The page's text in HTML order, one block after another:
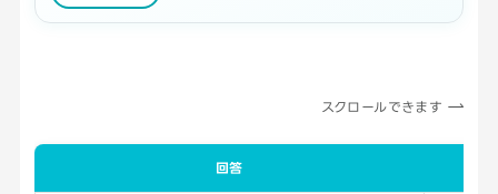
スクロールできます
回答